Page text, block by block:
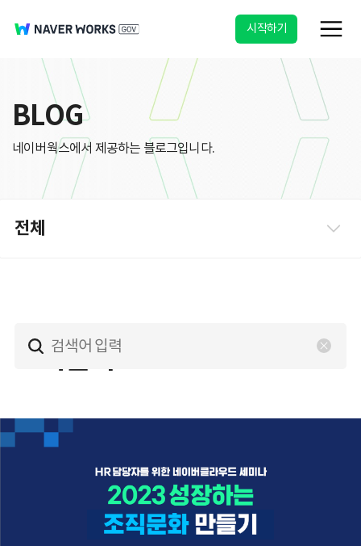
시작하기
BLOG
네이버웍스에서 제공하는 블로그입니다.
전체
조직문화